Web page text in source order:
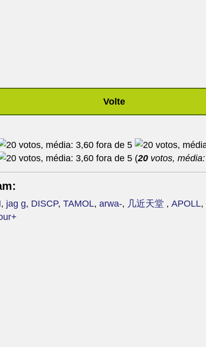
Volte
(20 votos, média:
, jag g, DISCP, TAMOL, arwa-, 几近天堂 , APOLL,